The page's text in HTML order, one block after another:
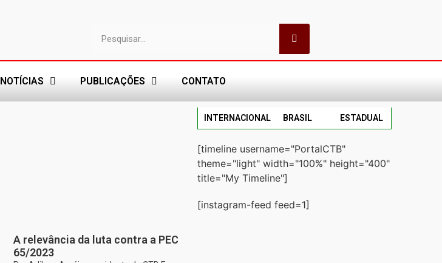
NOTÍCIAS PUBLICAÇÕES CONTATO
A relevância da luta contra a PEC
65/2023
INTERNACIONAL BRASIL ESTADUAL
[timeline username="PortalCTB"
theme="light" width="100%" height="400"
title="My Timeline"]
[instagram-feed feed=1]